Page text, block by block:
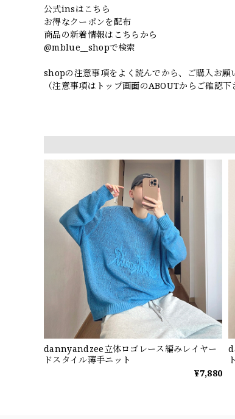
公式insはこちら
お得なクーポンを配布
商品の新着情報はこちらから
@mblue__shopで検索
shopの注意事項をよく読んでから、ご購入お願
（注意事項はトップ画面のABOUTからご確認下
dannyandzee立体ロゴレース編みレイヤー
ドスタイル薄手ニット
¥7,880